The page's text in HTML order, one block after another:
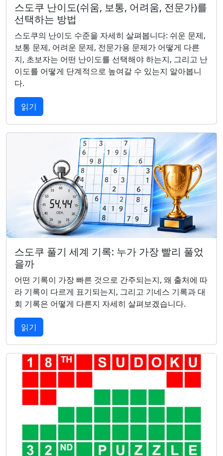
스도쿠 난이도(쉬움, 보통, 어려움, 전문가)를
선택하는 방법
스도쿠의 난이도 수준을 자세히 살펴봅니다: 쉬운 문제,
보통 문제, 어려운 문제, 전문가용 문제가 어떻게 다른
지, 초보자는 어떤 난이도를 선택해야 하는지, 그리고 난
이도를 어떻게 단계적으로 높여갈 수 있는지 알아봅니
다.
읽기
스도쿠 풀기 세계 기록: 누가 가장 빨리 풀었
을까
어떤 기록이 가장 빠른 것으로 간주되는지, 왜 출처에 따
라 기록이 다르게 표기되는지, 그리고 기네스 기록과 대
회 기록은 어떻게 다른지 자세히 살펴보겠습니다.
읽기